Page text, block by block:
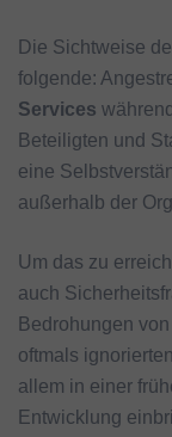
Die Sichtweise
folgende:
Services
Beteiligten und
eine
außerhalb der
Um das zu
auch
Bedrohungen
oftmals
allem in einer
Entwicklung